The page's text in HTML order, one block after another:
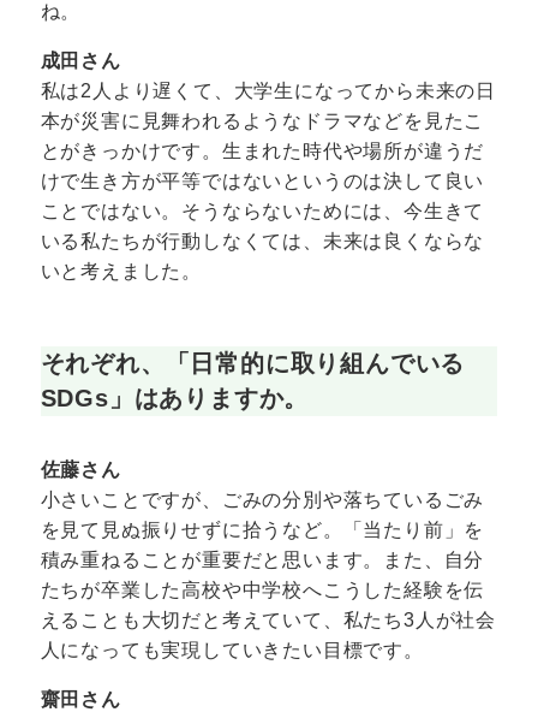
ね。
成田さん
私は2人より遅くて、大学生になってから未来の日
本が災害に見舞われるようなドラマなどを見たこ
とがきっかけです。生まれた時代や場所が違うだ
けで生き方が平等ではないというのは決して良い
ことではない。そうならないためには、今生きて
いる私たちが行動しなくては、未来は良くならな
いと考えました。
それぞれ、「日常的に取り組んでいる
SDGs」はありますか。
佐藤さん
小さいことですが、ごみの分別や落ちているごみ
を見て見ぬ振りせずに拾うなど。「当たり前」を
積み重ねることが重要だと思います。また、自分
たちが卒業した高校や中学校へこうした経験を伝
えることも大切だと考えていて、私たち3人が社会
人になっても実現していきたい目標です。
齋田さん